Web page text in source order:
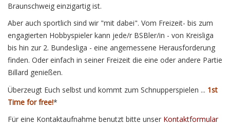
Braunschweig einzigartig ist.
Aber auch sportlich sind wir "mit dabei". Vom Freizeit- bis zum
engagierten Hobbyspieler kann jede/r BSBler/in - von Kreisliga
bis hin zur 2. Bundesliga - eine angemessene Herausforderung
finden. Oder einfach in seiner Freizeit die eine oder andere Partie
Billard genießen.
Überzeugt Euch selbst und kommt zum Schnupperspielen ... 1st
Time for free!*
Für eine Kontaktaufnahme benutzt bitte unser Kontaktformular